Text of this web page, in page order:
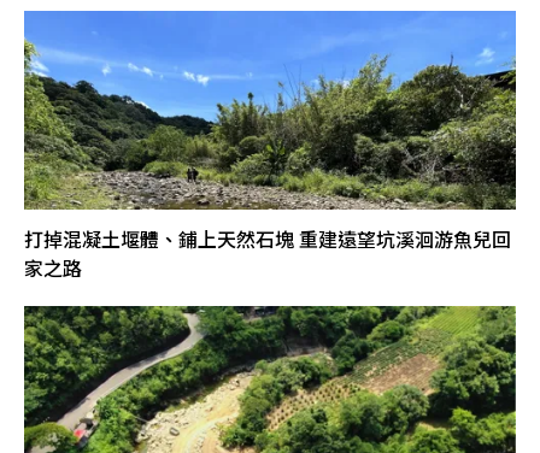
打掉混凝土堰體、鋪上天然石塊 重建遠望坑溪洄游魚兒回
家之路